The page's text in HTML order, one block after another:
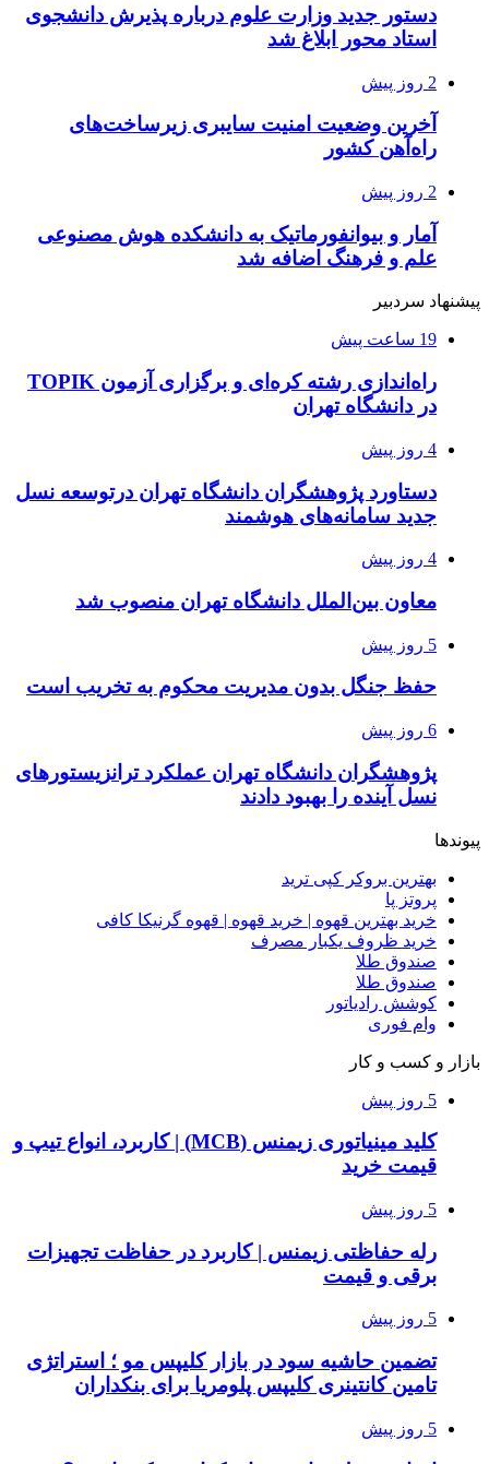
دستور جدید وزارت علوم درباره پذیرش دانشجوی
استاد محور ابلاغ شد
2 روز پیش
آخرین وضعیت امنیت سایبری زیرساخت‌های
راه‌آهن کشور
2 روز پیش
آمار و بیوانفورماتیک به دانشکده هوش مصنوعی
علم و فرهنگ اضافه شد
پیشنهاد سردبیر
19 ساعت پیش
راه‌اندازی رشته کره‌ای و برگزاری آزمون TOPIK
در دانشگاه تهران
4 روز پیش
دستاورد پژوهشگران دانشگاه تهران درتوسعه نسل
جدید سامانه‌های هوشمند
4 روز پیش
معاون بین‌الملل دانشگاه تهران منصوب شد
5 روز پیش
حفظ جنگل‌ بدون مدیریت محکوم به تخریب است
6 روز پیش
پژوهشگران دانشگاه تهران عملکرد ترانزیستورهای
نسل آینده را بهبود دادند
پیوندها
بهترین بروکر کپی ترید
پروتز پا
خرید بهترین قهوه | خرید قهوه | قهوه گرنیکا کافی
خرید ظروف یکبار مصرف
صندوق طلا
صندوق طلا
کوشش رادیاتور
وام فوری
بازار و کسب و کار
5 روز پیش
کلید مینیاتوری زیمنس (MCB) | کاربرد، انواع تیپ و
قیمت خرید
5 روز پیش
رله حفاظتی زیمنس | کاربرد در حفاظت تجهیزات
برقی و قیمت
5 روز پیش
تضمین حاشیه سود در بازار کلیپس مو ؛ استراتژی
تامین کانتینری کلیپس پلومریا برای بنکداران
5 روز پیش